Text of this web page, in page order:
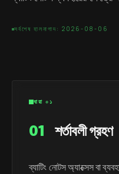
সর্বশেষ হালনাগাদ: 2026-08-06
ধারা ০১
01 শর্তাবলী গ্রহণ
ব্যাটিং নোটস অ্যাক্সেস বা